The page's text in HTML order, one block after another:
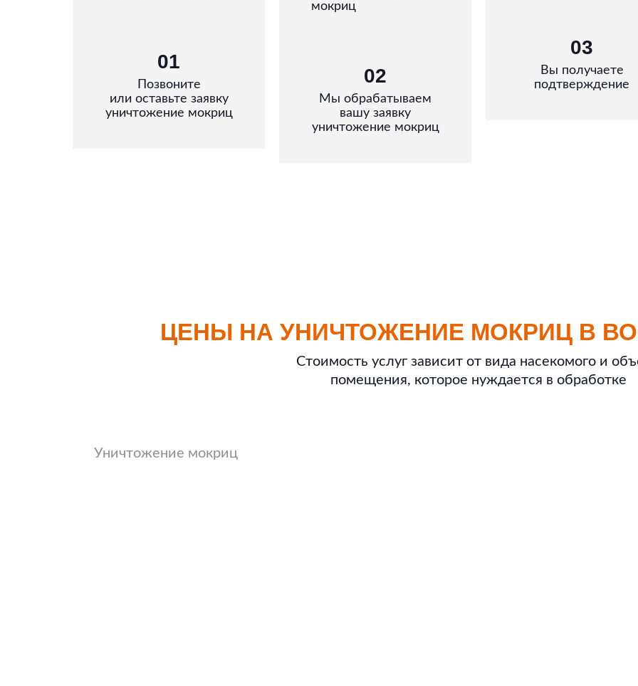
01
Позвоните
или оставьте заявку
уничтожение мокриц
02
Мы обрабатываем
вашу заявку
уничтожение мокриц
03
Вы получаете
подтверждение
ЦЕНЫ НА УНИЧТОЖЕНИЕ МОКРИЦ В
Стоимость услуг зависит от вида насекомого и
помещения, которое нуждается в обработке
Уничтожение мокриц